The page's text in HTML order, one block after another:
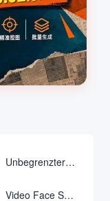
Unbegrenzter AI-Chat: kostenloses unbegrenztes AI-Chat-Tool
Video Face Swap